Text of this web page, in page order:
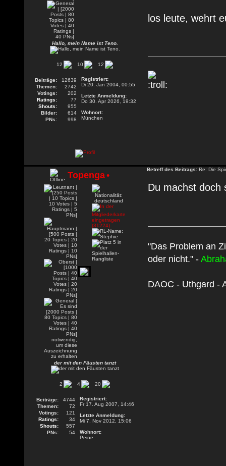
Hallo, mein Name ist Teno.
12 10 12
Beiträge:
12639
Themen:
2742
Votings:
202
Ratings:
77
Shouts:
955
Bilder:
614
PNs:
998
Registriert:
Di 20. Jan 2004, 00:55
Letzte Anmeldung:
Do 30. Apr 2026, 19:32
Wohnort:
München
los leute, wehrt
Topenga•
der mit den Fäusten tanzt
2 4 20
Beiträge:
4744
Themen:
72
Votings:
121
Ratings:
34
Shouts:
557
PNs:
54
Registriert:
Fr 17. Aug 2007, 14:46
Letzte Anmeldung:
Mi 7. Nov 2012, 15:06
Wohnort:
Peine
Betreff des Beitrags: Re: Die
Du machst doch
"Das Problem an
oder nicht." -
DAOC - Uthgard -